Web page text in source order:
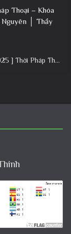
Thoại – Khóa
Nguyên │ Thầy
+ Pháp thoại: [ 22.11.2025 ] Thời Pháp Thoại – Khóa Chuyên Tu Chùa Khai Nguyên │ Thầy Thích Đạo